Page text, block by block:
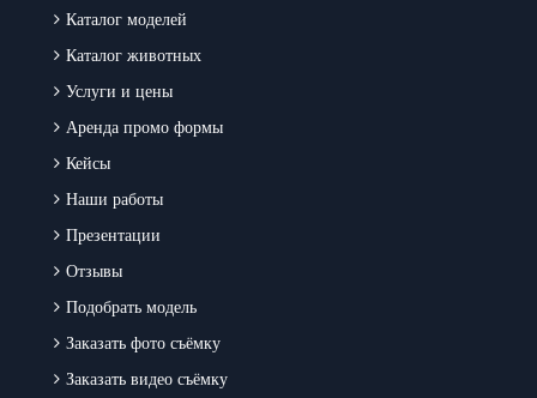
Каталог моделей
Каталог животных
Услуги и цены
Аренда промо формы
Кейсы
Наши работы
Презентации
Отзывы
Подобрать модель
Заказать фото съёмку
Заказать видео съёмку